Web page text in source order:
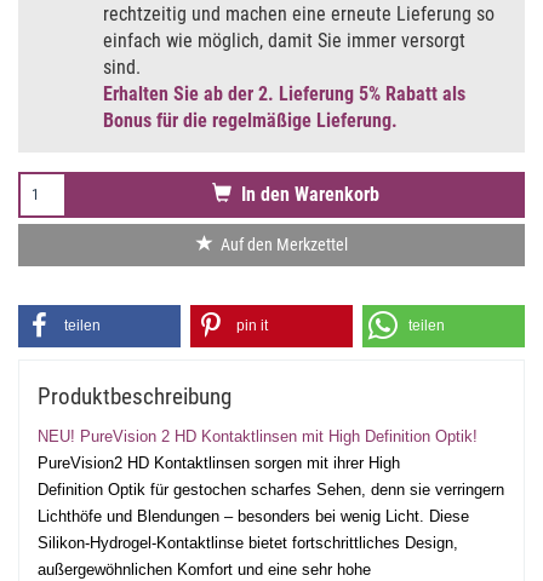
rechtzeitig und machen eine erneute Lieferung so
einfach wie möglich, damit Sie immer versorgt
sind.
Erhalten Sie ab der 2. Lieferung 5% Rabatt als
Bonus für die regelmäßige Lieferung.
In den Warenkorb
Auf den Merkzettel
teilen pin it teilen
Produktbeschreibung
NEU! PureVision 2 HD Kontaktlinsen mit High Definition Optik!
PureVision2 HD Kontaktlinsen sorgen mit ihrer High
Definition Optik für gestochen scharfes Sehen, denn sie verringern
Lichthöfe und Blendungen – besonders bei wenig Licht. Diese
Silikon-Hydrogel-Kontaktlinse bietet fortschrittliches Design,
außergewöhnlichen Komfort und eine sehr hohe